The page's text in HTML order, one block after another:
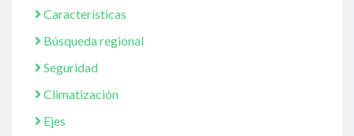
Características
Búsqueda regional
Seguridad
Climatización
Ejes